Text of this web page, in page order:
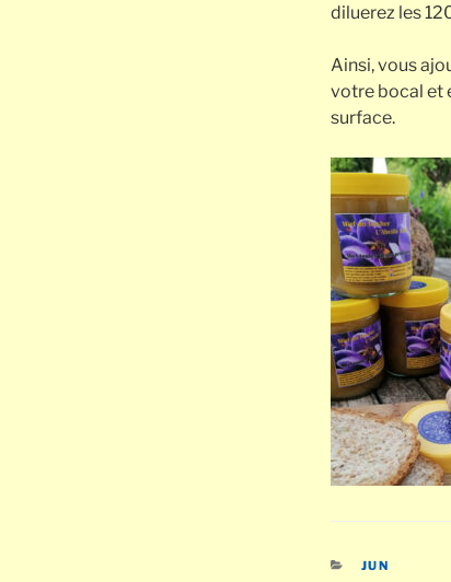
diluerez les
Ainsi, vous
votre bocal et
surface.
JUN